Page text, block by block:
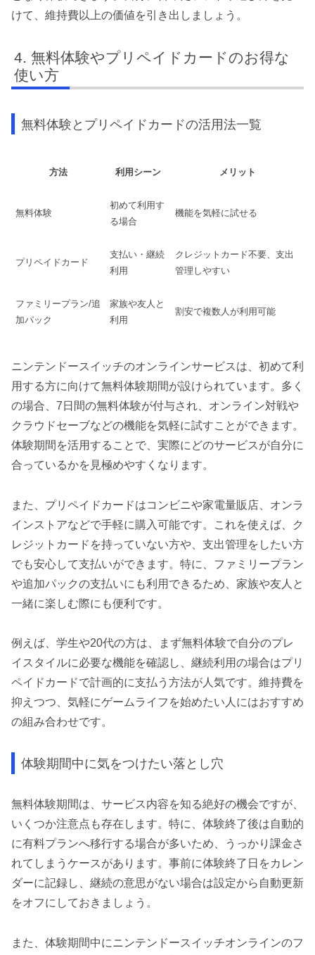
けて、維持費以上の価値を引き出しましょう。
無料体験やプリペイドカードのお得な
使い方
無料体験とプリペイドカードの活用法一覧
方法 利用シーン メリット
無料体験
初めて利用す
る場合
機能を気軽に試せる
プリペイドカード
支払い・継続
利用
クレジットカード不要、支出
管理しやすい
ファミリープラン/追
加パック
家族や友人と
利用
割安で複数人が利用可能
ニンテンドースイッチのオンラインサービスは、初めて利
用する方に向けて無料体験期間が設けられています。多く
の場合、7日間の無料体験が付与され、オンライン対戦や
クラウドセーブなどの機能を気軽に試すことができます。
体験期間を活用することで、実際にどのサービスが自分に
合っているかを見極めやすくなります。
また、プリペイドカードはコンビニや家電量販店、オンラ
インストアなどで手軽に購入可能です。これを使えば、ク
レジットカードを持っていない方や、支出管理をしたい方
でも安心して支払いができます。特に、ファミリープラン
や追加パックの支払いにも利用できるため、家族や友人と
一緒に楽しむ際にも便利です。
例えば、学生や20代の方は、まず無料体験で自分のプレ
イスタイルに必要な機能を確認し、継続利用の場合はプリ
ペイドカードで計画的に支払う方法が人気です。維持費を
抑えつつ、気軽にゲームライフを始めたい人にはおすすめ
の組み合わせです。
体験期間中に気をつけたい落とし穴
無料体験期間は、サービス内容を知る絶好の機会ですが、
いくつか注意点も存在します。特に、体験終了後は自動的
に有料プランへ移行する場合が多いため、うっかり課金さ
れてしまうケースがあります。事前に体験終了日をカレン
ダーに記録し、継続の意思がない場合は設定から自動更新
をオフにしておきましょう。
また、体験期間中にニンテンドースイッチオンラインのフ